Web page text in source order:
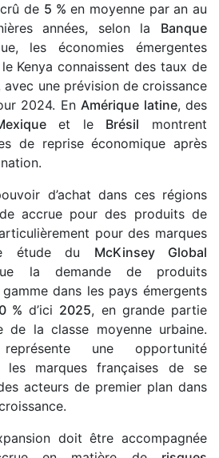
de 5 % en moyenne par an au
années, selon la Banque
les économies émergentes
Kenya connaissent des taux de
avec une prévision de croissance
2024. EnAmérique latine, des
et le Brésil montrent
de reprise économique après
d’achat dans ces régions
accrue pour des produits de
pour des marques
étude du McKinsey Global
la demande de produits
dans les pays émergents
% d’ici 2025, en grande partie
de la classe moyenne urbaine.
une opportunité
les marques françaises de se
acteurs de premier plan dans
doit être accompagnée